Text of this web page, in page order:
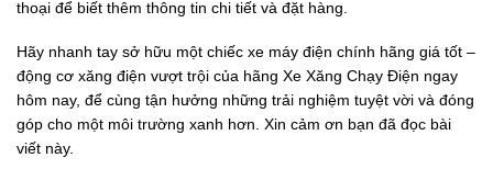
thoại để biết thêm thông tin chi tiết và đặt hàng.
Hãy nhanh tay sở hữu một chiếc xe máy điện chính hãng giá tốt –
động cơ xăng điện vượt trội của hãng Xe Xăng Chạy Điện ngay
hôm nay, để cùng tận hưởng những trải nghiệm tuyệt vời và đóng
góp cho một môi trường xanh hơn. Xin cảm ơn bạn đã đọc bài
viết này.